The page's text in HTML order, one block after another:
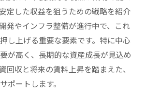
定した収益を狙うための戦略を紹介
発やインフラ整備が進行中で、これ
し上げる重要な要素です。特に中心
が高く、長期的な資産成長が見込め
回収と将来の賃料上昇を踏まえた、
ポートします。